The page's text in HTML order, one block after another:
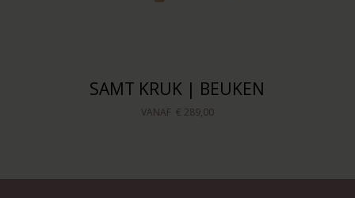
SAMT KRUK | BEUKEN
VANAF € 289,00